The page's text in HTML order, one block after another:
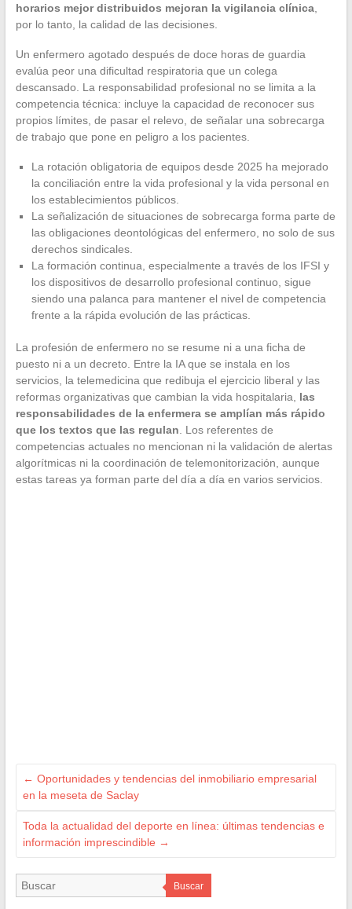
horarios mejor distribuidos mejoran la vigilancia clínica,
por lo tanto, la calidad de las decisiones.
Un enfermero agotado después de doce horas de guardia
evalúa peor una dificultad respiratoria que un colega
descansado. La responsabilidad profesional no se limita a la
competencia técnica: incluye la capacidad de reconocer sus
propios límites, de pasar el relevo, de señalar una sobrecarga
de trabajo que pone en peligro a los pacientes.
La rotación obligatoria de equipos desde 2025 ha mejorado
la conciliación entre la vida profesional y la vida personal en
los establecimientos públicos.
La señalización de situaciones de sobrecarga forma parte de
las obligaciones deontológicas del enfermero, no solo de sus
derechos sindicales.
La formación continua, especialmente a través de los IFSI y
los dispositivos de desarrollo profesional continuo, sigue
siendo una palanca para mantener el nivel de competencia
frente a la rápida evolución de las prácticas.
La profesión de enfermero no se resume ni a una ficha de
puesto ni a un decreto. Entre la IA que se instala en los
servicios, la telemedicina que redibuja el ejercicio liberal y las
reformas organizativas que cambian la vida hospitalaria, las
responsabilidades de la enfermera se amplían más rápido
que los textos que las regulan. Los referentes de
competencias actuales no mencionan ni la validación de alertas
algorítmicas ni la coordinación de telemonitorización, aunque
estas tareas ya forman parte del día a día en varios servicios.
← Oportunidades y tendencias del inmobiliario empresarial
en la meseta de Saclay
Toda la actualidad del deporte en línea: últimas tendencias e
información imprescindible →
Buscar